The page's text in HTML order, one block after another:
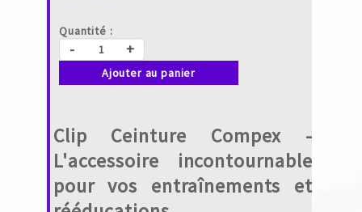
Quantité :
- +
Ajouter au panier
Clip Ceinture Compex -
L'accessoire incontournable
pour vos entraînements et